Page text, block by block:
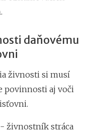
daňovému
živnosti si musí
povinnosti aj voči
živnostník stráca